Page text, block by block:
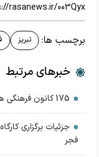
rasanews.ir/003Qyx
برچسب ها: تبریز
خبرهای مرتبط
175 کانون فرهنگی هنری در آذربایجان شرقی فعال است
جزئیات برگزاری
فجر